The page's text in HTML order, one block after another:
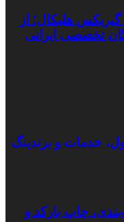
هلیکال؛ از
خدمات و برندینگ
چاپ بارکد و